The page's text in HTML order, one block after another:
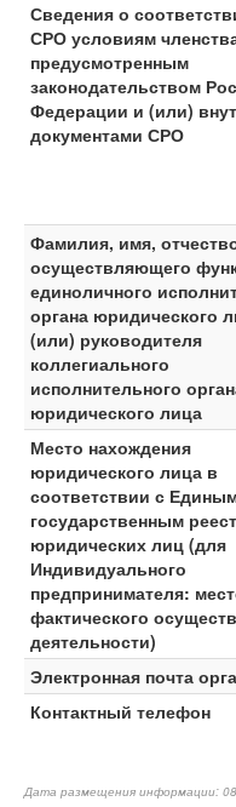
Сведения о
СРО условиям
предусмотренным
законодательством
Федерации и (или)
документами СРО
Фамилия, имя,
осуществляющего
единоличного
органа юридического
(или) руководителя
коллегиального
исполнительного
юридического лица
Место нахождения
юридического лица в
соответствии с
государственным
юридических лиц (для
Индивидуального
предпринимателя:
фактического
деятельности)
Электронная почта
Контактный телефон
Дата размещения информации: